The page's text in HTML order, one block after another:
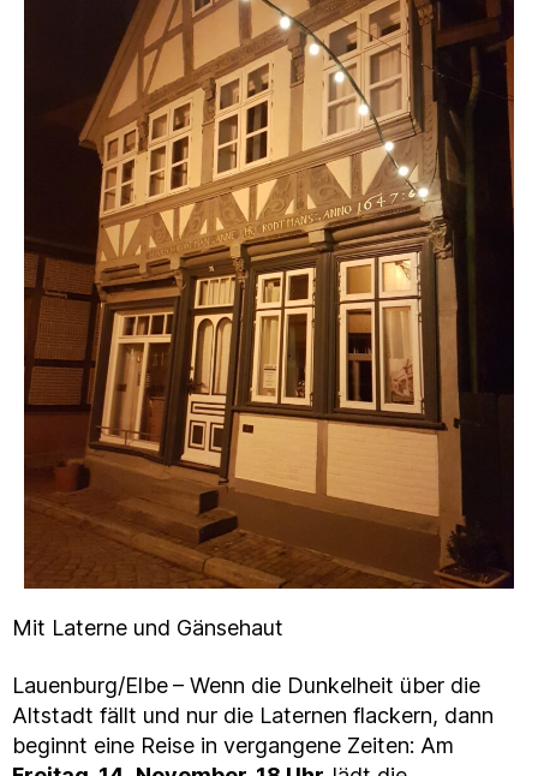
Mit Laterne und Gänsehaut
Lauenburg/Elbe– Wenn die Dunkelheit über die
Altstadt fällt und nur die Laternen flackern, dann
beginnt eine Reise in vergangene Zeiten: Am